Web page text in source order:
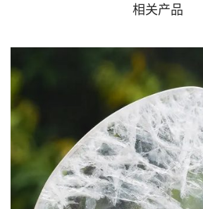
相关产品